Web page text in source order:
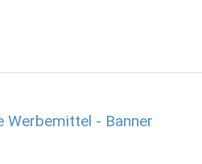
Werbemittel - Banner